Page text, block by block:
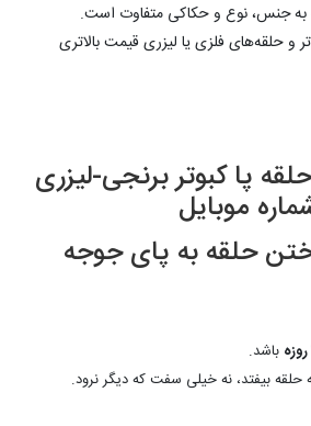
به جنس، نوع و حکاکی متفاوت است.
و حلقه‌های فلزی یا لیزری قیمت بالاتری
پا کبوتر برنجی-لیزری
موبایل
حلقه به پای جوجه
باشد.
بیفتد، نه خیلی سفت که دیگر نرود.